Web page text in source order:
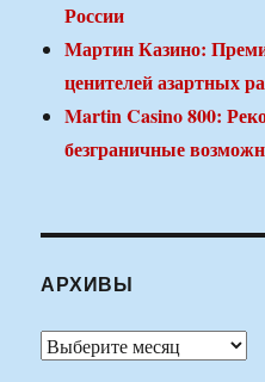
России
Мартин Казино:
ценителей азартных
Martin Casino 800:
безграничные
АРХИВЫ
Архивы